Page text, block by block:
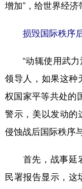
增加”，给世界经济
损毁国际秩序
“动辄使用武力
领导人，如果这种
权国家平等共处的
警示，美以发动的
侵蚀战后国际秩序
首先，战事延宕
民署报告显示，这